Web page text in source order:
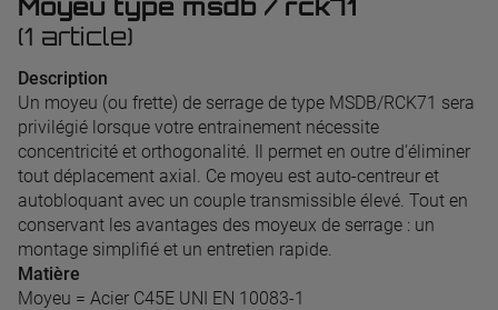
Moyeu type msdb / rck71
(1 article)
Description
Un moyeu (ou frette) de serrage de type MSDB/RCK71 sera
privilégié lorsque votre entrainement nécessite
concentricité et orthogonalité. Il permet en outre d’éliminer
tout déplacement axial. Ce moyeu est auto-centreur et
autobloquant avec un couple transmissible élevé. Tout en
conservant les avantages des moyeux de serrage : un
montage simplifié et un entretien rapide.
Matière
Moyeu = Acier C45E UNI EN 10083-1